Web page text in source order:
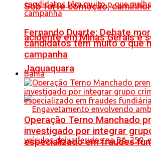
Sob forte comoção,
acidente em Minas Gerais é
Jaguaquara
Fernando Duarte: Debate
candidatos têm muito o que
campanha
Bahia
Operação Terno Manchado
investigado por integrar
especializado em fraudes